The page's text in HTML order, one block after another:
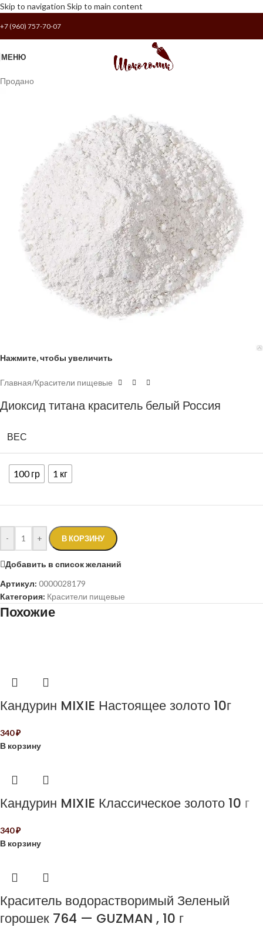
Skip to navigation Skip to main content
+7 (960) 757-70-07
МЕНЮ
Продано
Нажмите, чтобы увеличить
Главная/Красители пищевые
Диоксид титана краситель белый Россия
ВЕС
100 гр 1 кг
- + В КОРЗИНУ
Добавить в список желаний
Артикул: 0000028179
Категория: Красители пищевые
Похожие
Кандурин MIXIE Настоящее золото 10г
340₽
В корзину
Кандурин MIXIE Классическое золото 10 г
340₽
В корзину
Краситель водорастворимый Зеленый
горошек 764 — GUZMAN , 10 г